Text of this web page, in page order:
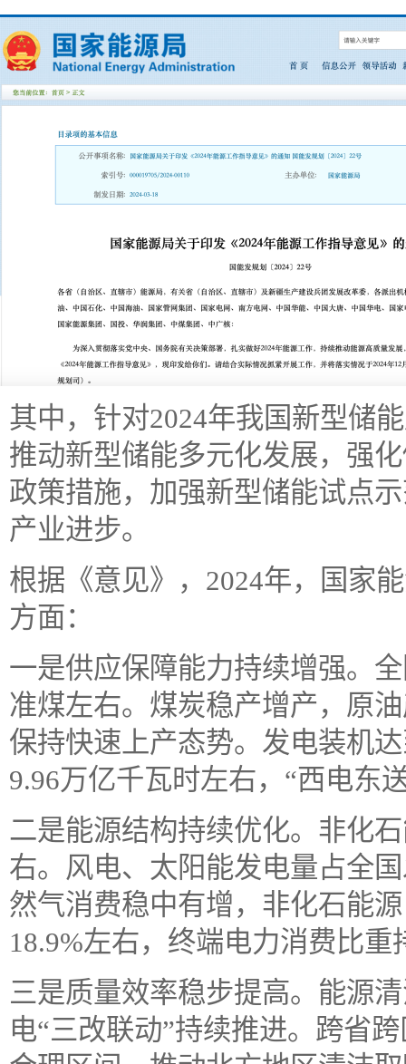
其中，针对2024年我国新型储
推动新型储能多元化发展，强
政策措施，加强新型储能试点
产业进步。
根据《意见》，2024年，国家
方面：
一是供应保障能力持续增强。
准煤左右。煤炭稳产增产，原
保持快速上产态势。发电装机
9.96万亿千瓦时左右，“西电东
二是能源结构持续优化。非化
右。风电、太阳能发电量占全
然气消费稳中有增，非化石能
18.9%左右，终端电力消费比重
三是质量效率稳步提高。能源
电“三改联动”持续推进。跨省